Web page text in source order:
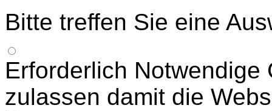
Bitte treffen Sie eine
Erforderlich Notwendige
zulassen damit die